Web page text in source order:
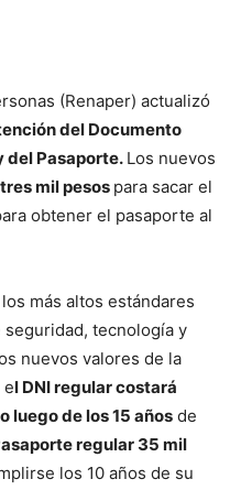
(Renaper) actualizó
del Documento
del Pasaporte. Los nuevos
mil pesos para sacar el
obtener el pasaporte al
más altos estándares
tecnología y
nuevos valores de la
el DNI regular costará
luego de los 15 años de
regular 35 mil
los 10 años de su